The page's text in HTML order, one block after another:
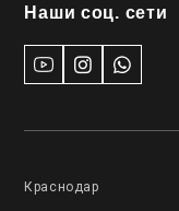
Наши соц. сети
Краснодар